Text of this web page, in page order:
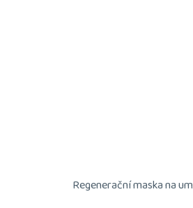
Regenerační maska na